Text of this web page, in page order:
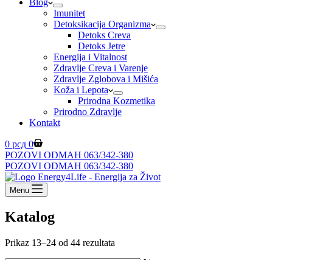
Blog
Imunitet
Detoksikacija Organizma
Detoks Creva
Detoks Jetre
Energija i Vitalnost
Zdravlje Creva i Varenje
Zdravlje Zglobova i Mišića
Koža i Lepota
Prirodna Kozmetika
Prirodno Zdravlje
Kontakt
Shopping
cart
0 рсд 0
POZOVI ODMAH 063/342-380
POZOVI ODMAH 063/342-380
Menu
Katalog
Prikaz 13–24 od 44 rezultata